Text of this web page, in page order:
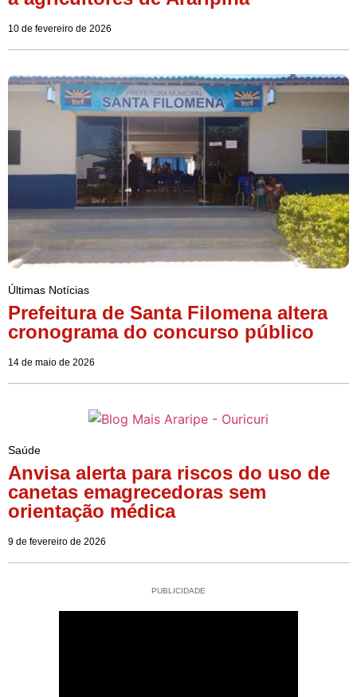
10 de fevereiro de 2026
Últimas Notícias
Prefeitura de Santa Filomena altera
cronograma do concurso público
14 de maio de 2026
Saúde
Anvisa alerta para riscos do uso de
canetas emagrecedoras sem
orientação médica
9 de fevereiro de 2026
PUBLICIDADE